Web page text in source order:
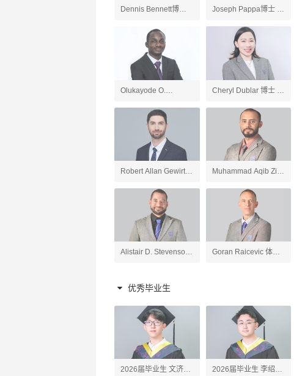
Dennis Bennett博士
英国文学、英语老师
Joseph Pappa博士 美
国文学、AP英语语言
和写作老师
Olukayode O.
Ogundipe博士 化学、
AP化学、AP环境科学
Cheryl Dublar 博士 社
会研究老师
Robert Allan Gewirtz
英语、应用英语老师
Muhammad Aqib Zia
人工智能导论与
ChatGPT应用、游戏
开发、AP计算机科学
原理老师
Alistair D. Stevenson Goran Raicevic 体育
优秀毕业生
2026届毕业生 文济 2026届毕业生 李绍槐